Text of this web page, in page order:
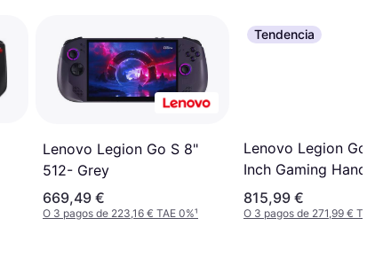
Lenovo Legion Go S 8"
512- Grey
669,49 €
O 3 pagos de 223,16 € TAE 0%¹
Tendencia
Lenovo Legion Go S
Inch Gaming
512GB - Glacier White
815,99 €
O 3 pagos de 271,99 € TAE